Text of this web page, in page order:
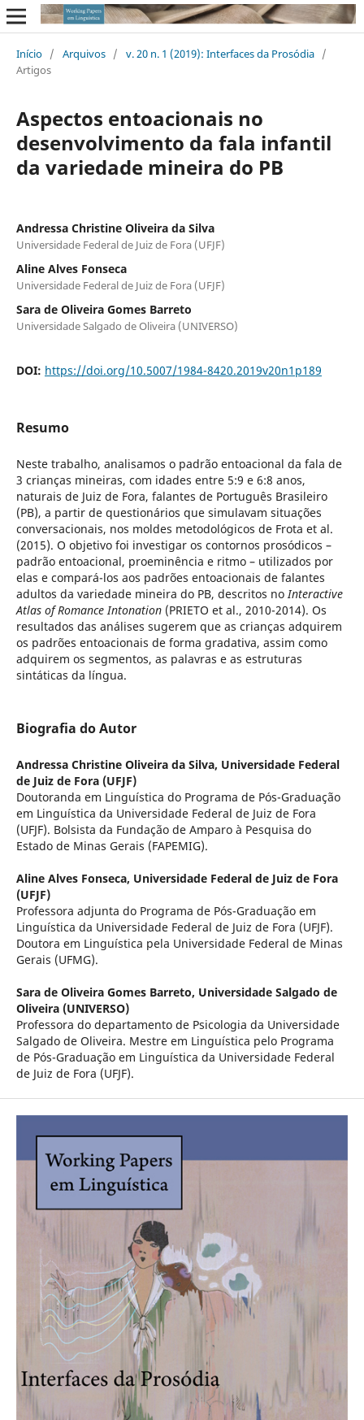
Início / Arquivos / v. 20 n. 1 (2019): Interfaces da Prosódia /
Artigos
Aspectos entoacionais no
desenvolvimento da fala infantil
da variedade mineira do PB
Andressa Christine Oliveira da Silva
Universidade Federal de Juiz de Fora (UFJF)
Aline Alves Fonseca
Universidade Federal de Juiz de Fora (UFJF)
Sara de Oliveira Gomes Barreto
Universidade Salgado de Oliveira (UNIVERSO)
DOI: https://doi.org/10.5007/1984-8420.2019v20n1p189
Resumo
Neste trabalho, analisamos o padrão entoacional da fala de
3 crianças mineiras, com idades entre 5:9 e 6:8 anos,
naturais de Juiz de Fora, falantes de Português Brasileiro
(PB), a partir de questionários que simulavam situações
conversacionais, nos moldes metodológicos de Frota et al.
(2015). O objetivo foi investigar os contornos prosódicos –
padrão entoacional, proeminência e ritmo – utilizados por
elas e compará-los aos padrões entoacionais de falantes
adultos da variedade mineira do PB, descritos noInteractive
Atlas of Romance Intonation(PRIETO et al., 2010-2014). Os
resultados das análises sugerem que as crianças adquirem
os padrões entoacionais de forma gradativa, assim como
adquirem os segmentos, as palavras e as estruturas
sintáticas da língua.
Biografia do Autor
Andressa Christine Oliveira da Silva, Universidade Federal
de Juiz de Fora (UFJF)
Doutoranda em Linguística do Programa de Pós-Graduação
em Linguística da Universidade Federal de Juiz de Fora
(UFJF). Bolsista da Fundação de Amparo à Pesquisa do
Estado de Minas Gerais (FAPEMIG).
Aline Alves Fonseca, Universidade Federal de Juiz de Fora
(UFJF)
Professora adjunta do Programa de Pós-Graduação em
Linguística da Universidade Federal de Juiz de Fora (UFJF).
Doutora em Linguística pela Universidade Federal de Minas
Gerais (UFMG).
Sara de Oliveira Gomes Barreto, Universidade Salgado de
Oliveira (UNIVERSO)
Professora do departamento de Psicologia da Universidade
Salgado de Oliveira. Mestre em Linguística pelo Programa
de Pós-Graduação em Linguística da Universidade Federal
de Juiz de Fora (UFJF).